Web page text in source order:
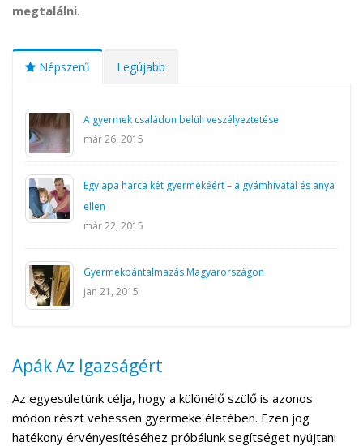
megtalálni.
Népszerű Legújabb
A gyermek családon belüli veszélyeztetése
már 26, 2015
Egy apa harca két gyermekéért – a gyámhivatal és anya
ellen
már 22, 2015
Gyermekbántalmazás Magyarországon
jan 21, 2015
Apák Az Igazságért
Az egyesületünk célja, hogy a különélő szülő is azonos
módon részt vehessen gyermeke életében. Ezen jog
hatékony érvényesítéséhez próbálunk segítséget nyújtani